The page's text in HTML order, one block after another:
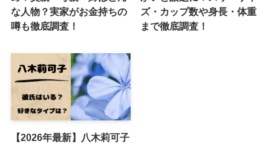
な人物？実家がお金持ちの
噂も徹底調査！
ズ・カップ数や身長・体重
まで徹底調査！
【2026年最新】八木莉可子